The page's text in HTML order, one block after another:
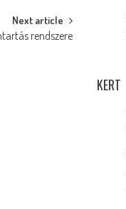
Next article
rendszere
KERT